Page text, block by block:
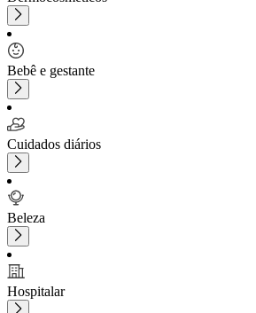
Bebê e gestante
Cuidados diários
Beleza
Hospitalar